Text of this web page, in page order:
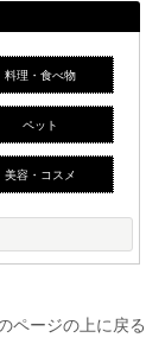
料理・食べ物
ペット
美容・コスメ
ページの上に戻る